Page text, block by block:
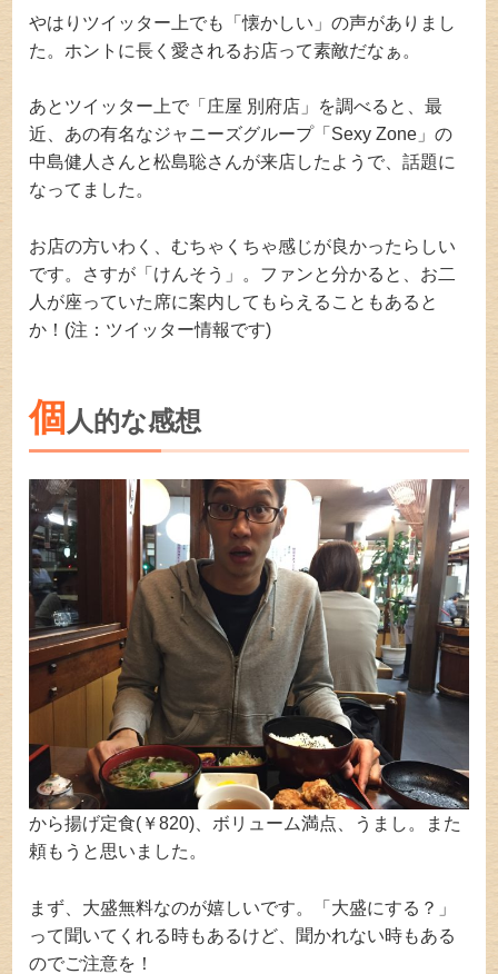
やはりツイッター上でも「懐かしい」の声がありまし
た。ホントに長く愛されるお店って素敵だなぁ。
あとツイッター上で「庄屋 別府店」を調べると、最
近、あの有名なジャニーズグループ「Sexy Zone」の
中島健人さんと松島聡さんが来店したようで、話題に
なってました。
お店の方いわく、むちゃくちゃ感じが良かったらしい
です。さすが「けんそう」。ファンと分かると、お二
人が座っていた席に案内してもらえることもあると
か！(注：ツイッター情報です)
個 人的な感想
から揚げ定食(￥820)、ボリューム満点、うまし。また
頼もうと思いました。
まず、大盛無料なのが嬉しいです。「大盛にする？」
って聞いてくれる時もあるけど、聞かれない時もある
のでご注意を！